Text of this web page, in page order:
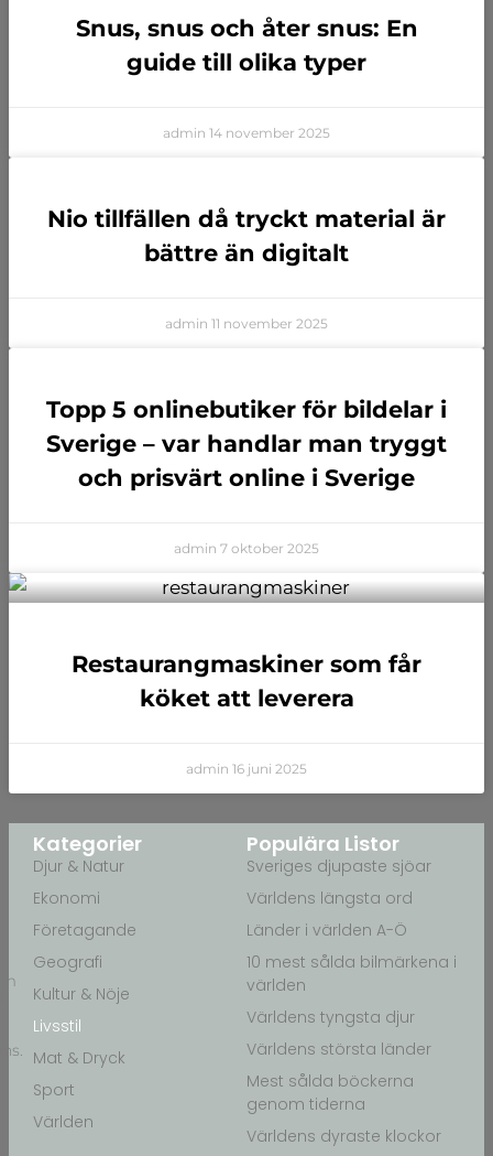
Snus, snus och åter snus: En
guide till olika typer
admin 14 november 2025
Nio tillfällen då tryckt material är
bättre än digitalt
admin 11 november 2025
Topp 5 onlinebutiker för bildelar i
Sverige – var handlar man tryggt
och prisvärt online i Sverige
admin 7 oktober 2025
Restaurangmaskiner som får
köket att leverera
admin 16 juni 2025
Populära Listor
Sveriges djupaste sjöar
Världens längsta ord
Länder i världen A-Ö
10 mest sålda bilmärkena i
världen
Världens tyngsta djur
Världens största länder
Mest sålda böckerna
genom tiderna
Världens dyraste klockor
Kategorier
Djur & Natur
Ekonomi
Företagande
Geografi
Kultur & Nöje
Livsstil
Mat & Dryck
Sport
Världen